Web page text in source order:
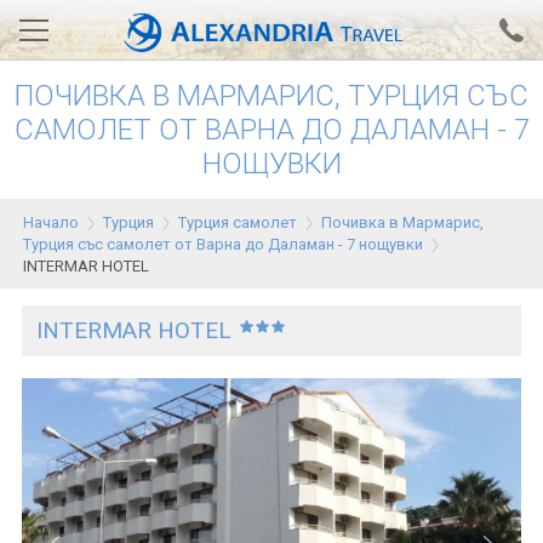
Вход за агенти Проверка на резервация
АЛЕКСАНДРИЯ хотели
Тунис
Турция
Екскурзии
0700 18 308 Запитване
ПОЧИВКА В МАРМАРИС, ТУРЦИЯ СЪС
САМОЛЕТ ОТ ВАРНА ДО ДАЛАМАН - 7
НОЩУВКИ
Начало Турция Турция самолет
Почивка в Мармарис,
Турция със самолет от Варна до Даламан - 7 нощувки
INTERMAR HOTEL
INTERMAR HOTEL